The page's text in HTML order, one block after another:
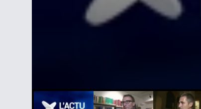
0
seconds